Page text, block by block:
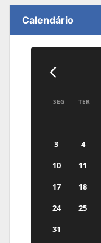
Calendário
SEG TER
3
4
10
11
17
18
24
25
31